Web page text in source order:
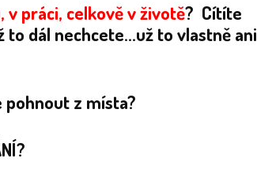
v práci, celkově v životě? Cítíte
to dál nechcete...už to vlastně ani
pohnout z místa?